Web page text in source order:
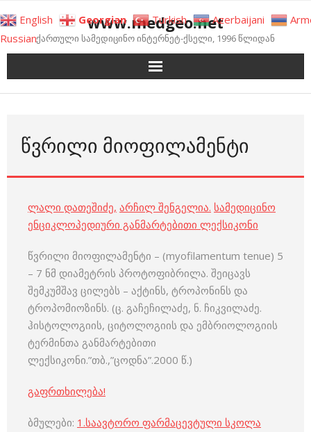
to
content
www.medgeo.net
ქართული სამედიცინო ინტერნეტ-ქსელი, 1996 წლიდან
ᲬᲕᲠᲘᲚᲘ ᲛᲘᲝᲤᲘᲚᲐᲛᲔᲜᲢᲘ
ლალი დათეშიძე, არჩილ შენგელია. სამედიცინო
ენციკლოპედიური განმარტებითი ლექსიკონი
წვრილი მიოფილამენტი – (myofilamentum tenue) 5
– 7 ნმ დიამეტრის პროტოფიბრილა. შეიცავს
შემკუმშავ ცილებს – აქტინს, ტროპონინს და
ტროპომიოზინს. (ც. გაჩეჩილაძე, ნ. ჩიკვილაძე.
ჰისტოლოგიის, ციტოლოგიის და ემბრიოლოგიის
ტერმინთა განმარტებითი
ლექსიკონი.”თბ.,”ცოდნა”.2000 წ.)
გაფრთხილება!
ბმულები: 1.საავტორო ფარმაცევტული სკოლა
English Georgian Turkish Azerbaijani
Russian